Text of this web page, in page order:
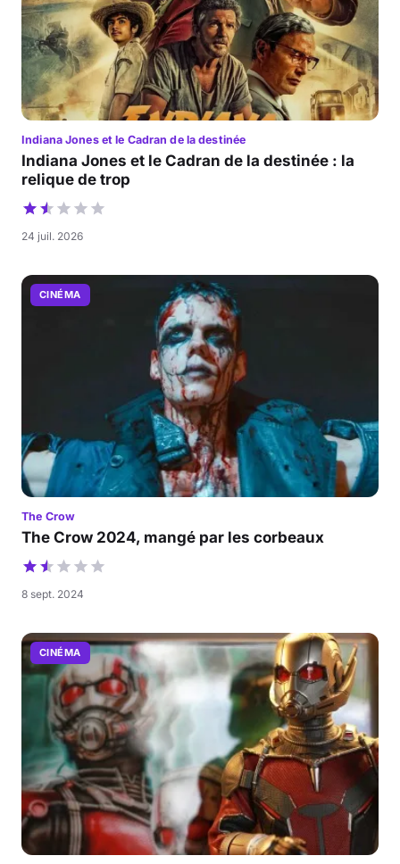
Indiana Jones et le Cadran de la destinée
Indiana Jones et le Cadran de la destinée : la
relique de trop
24 juil. 2026
CINÉMA
The Crow
The Crow 2024, mangé par les corbeaux
8 sept. 2024
CINÉMA